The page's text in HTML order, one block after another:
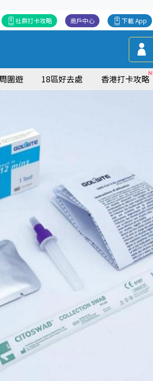
下載 App
商戶中心
社群打卡攻略
圍遊 18區好去處 香港打卡攻略